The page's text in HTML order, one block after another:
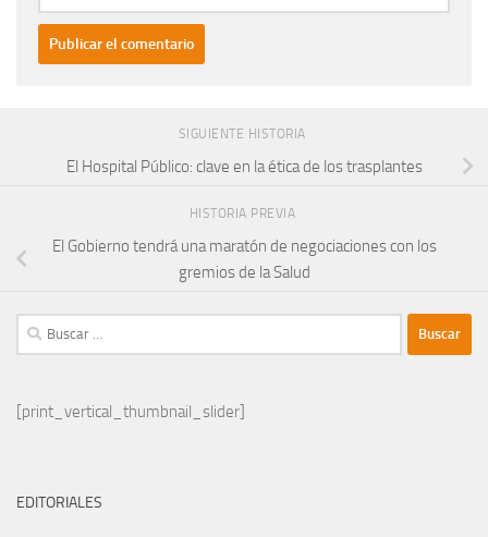
SIGUIENTE HISTORIA
El Hospital Público: clave en la ética de los trasplantes
HISTORIA PREVIA
El Gobierno tendrá una maratón de negociaciones con los
gremios de la Salud
Buscar:
[print_vertical_thumbnail_slider]
EDITORIALES